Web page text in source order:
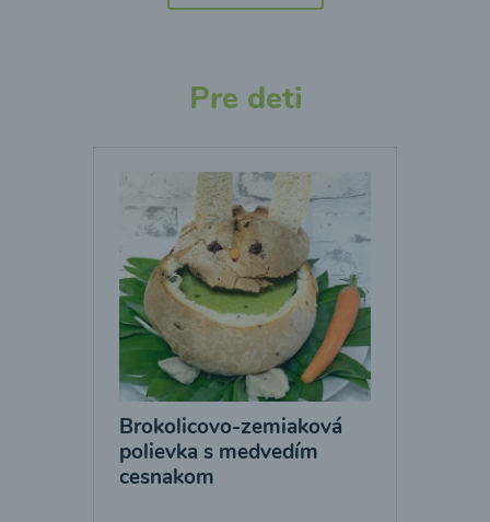
Pre deti
Brokolicovo-zemiaková
polievka s medvedím
cesnakom